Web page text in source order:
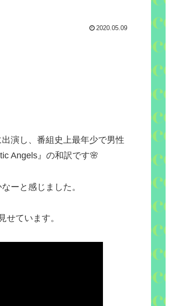
2020.05.09
演し、番組史上最年少で男性
Angels』の和訳です🌸
ーと感じました。
せています。